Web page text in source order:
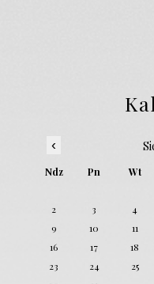
‹
Ndz Pn Wt
2
3 4
9
10 11
16
17 18
23
24 25